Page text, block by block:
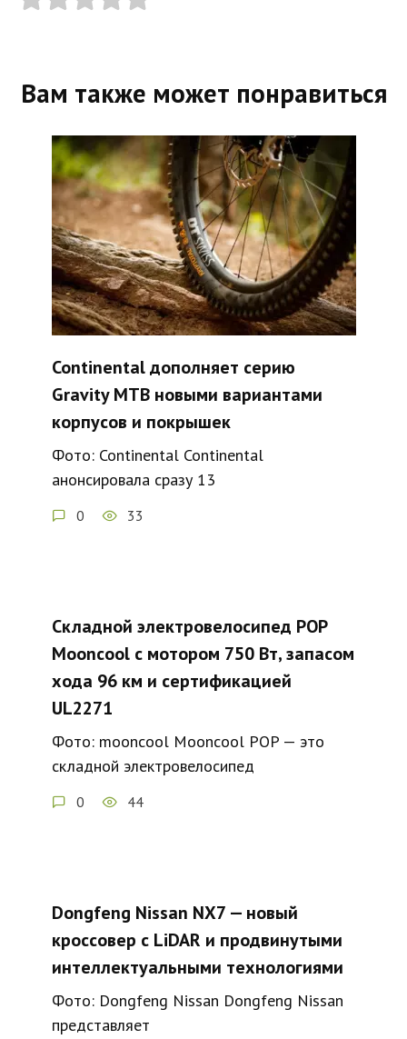
Вам также может понравиться
Continental дополняет серию
Gravity MTB новыми вариантами
корпусов и покрышек
Фото: Continental Continental
анонсировала сразу 13
0 33
Складной электровелосипед POP
Mooncool с мотором 750 Вт, запасом
хода 96 км и сертификацией
UL2271
Фото: mooncool Mooncool POP — это
складной электровелосипед
0 44
Dongfeng Nissan NX7 — новый
кроссовер с LiDAR и продвинутыми
интеллектуальными технологиями
Фото: Dongfeng Nissan Dongfeng Nissan
представляет